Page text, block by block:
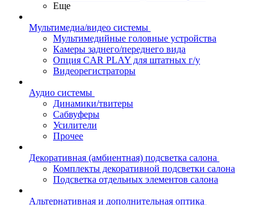
Еще
Мультимедиа/видео системы
Мультимедийные головные устройства
Камеры заднего/переднего вида
Опция CAR PLAY для штатных г/у
Видеорегистраторы
Аудио системы
Динамики/твитеры
Сабвуферы
Усилители
Прочее
Декоративная (амбиентная) подсветка салона
Комплекты декоративной подсветки салона
Подсветка отдельных элементов салона
Альтернативная и дополнительная оптика